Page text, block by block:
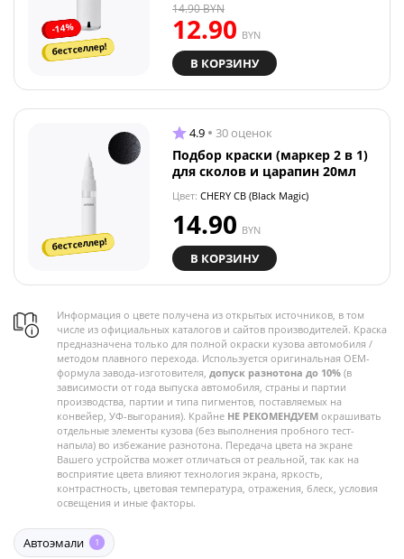
-14%
бестселлер!
12.90 BYN
14.90BYN
В КОРЗИНУ
бестселлер!
4.9 30 оценок
Подбор краски (маркер 2 в 1)
для сколов и царапин 20мл
Цвет: CHERY CB (Black Magic)
14.90 BYN
В КОРЗИНУ
Информация о цвете получена из открытых источников, в том
числе из официальных каталогов и сайтов производителей. Краска
предназначена только для полной окраски кузова автомобиля /
методом плавного перехода. Используется оригинальная OEM-
формула завода-изготовителя, допуск разнотона до 10% (в
зависимости от года выпуска автомобиля, страны и партии
производства, партии и типа пигментов, поставляемых на
конвейер, УФ-выгорания). Крайне НЕ РЕКОМЕНДУЕМ окрашивать
отдельные элементы кузова (без выполнения пробного тест-
напыла) во избежание разнотона. Передача цвета на экране
Вашего устройства может отличаться от реальной, так как на
восприятие цвета влияют технология экрана, яркость,
контрастность, цветовая температура, отражения, блеск, условия
освещения и иные факторы.
Автоэмали 1